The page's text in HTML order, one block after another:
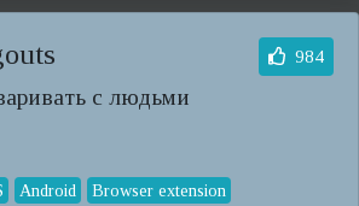
с людьми
984
Android Browser extension